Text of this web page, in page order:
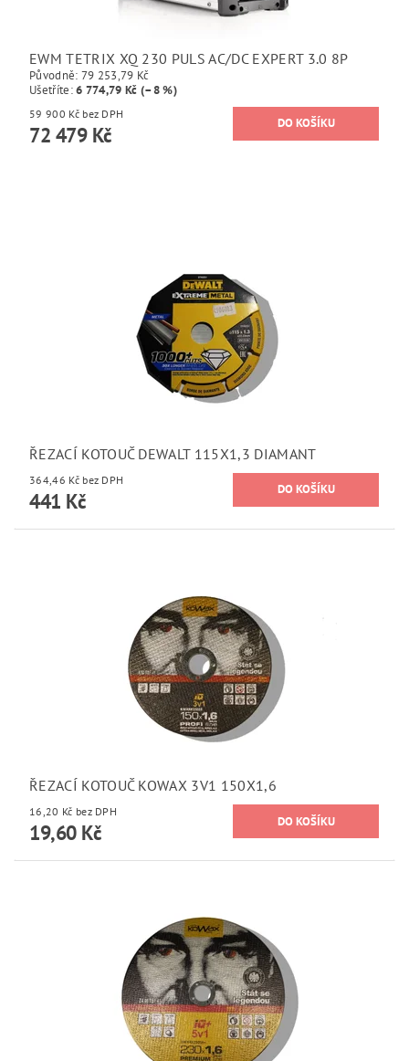
EWM TETRIX XQ 230 PULS AC/DC EXPERT 3.0 8P
Původně: 79 253,79 Kč
Ušetříte:6 774,79 Kč (–8 %)
59 900 Kč bez DPH
72 479 Kč
ŘEZACÍ KOTOUČ DEWALT 115X1,3 DIAMANT
364,46 Kč bez DPH
441 Kč
ŘEZACÍ KOTOUČ KOWAX 3V1 150X1,6
16,20 Kč bez DPH
19,60 Kč